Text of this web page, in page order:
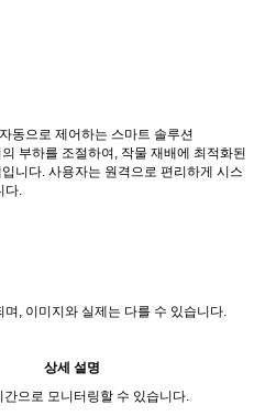
동으로 제어하는 스마트 솔루션
부하를 조절하여, 작물 재배에 최적화된
니다. 사용자는 원격으로 편리하게 시스
다.
, 이미지와 실제는 다를 수 있습니다.
상세 설명
간으로 모니터링할 수 있습니다.